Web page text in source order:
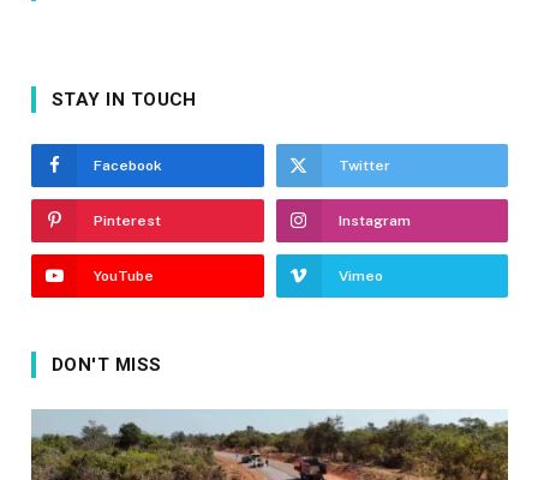
STAY IN TOUCH
Facebook Twitter
Pinterest Instagram
YouTube Vimeo
DON'T MISS